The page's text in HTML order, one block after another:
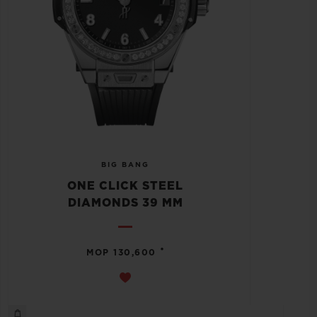
BIG BANG
ONE CLICK STEEL
DIAMONDS 39 MM
MOP 130,600 •